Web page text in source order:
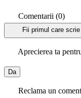
Comentarii (0)
Fii primul care
Aprecierea ta
Da
Reclama un